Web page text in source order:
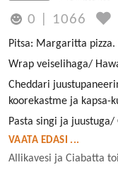
0 1066
Pitsa: Margaritta pizza.
Wrap veiselihaga/
Cheddari
koorekastme ja kapsa-
Pasta singi ja
VAATA EDASI ...
Allikavesi ja Ciabatta